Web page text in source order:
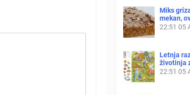
Miks
mekan,
22:51 05
Letnja
životinja
22:51 05